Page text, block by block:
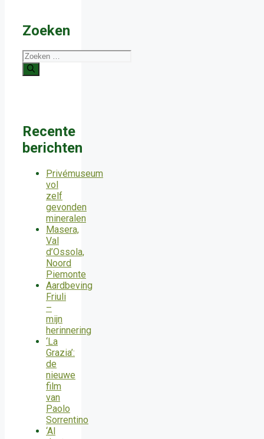
Zoeken
Zoek
naar:
Recente
berichten
Privémuseum
vol
zelf
gevonden
mineralen
Masera,
Val
d’Ossola,
Noord
Piemonte
Aardbeving
Friuli
–
mijn
herinnering
‘La
Grazia’:
de
nieuwe
film
van
Paolo
Sorrentino
‘Al